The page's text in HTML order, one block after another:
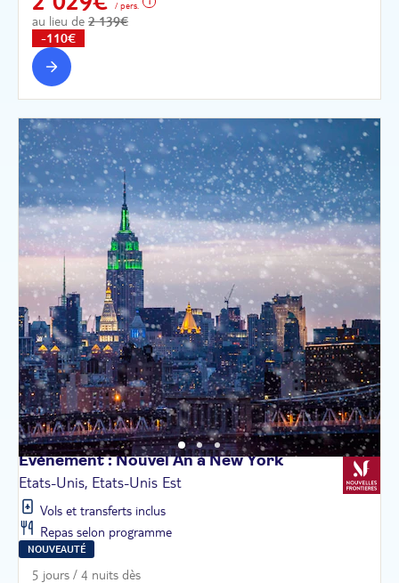
/ pers.
au lieu de 2 139€
-110€
Événement : Nouvel An à NewYork
Etats-Unis, Etats-Unis Est
Vols et transferts inclus
Repas selon programme
NOUVEAUTÉ
5 jours / 4 nuits dès